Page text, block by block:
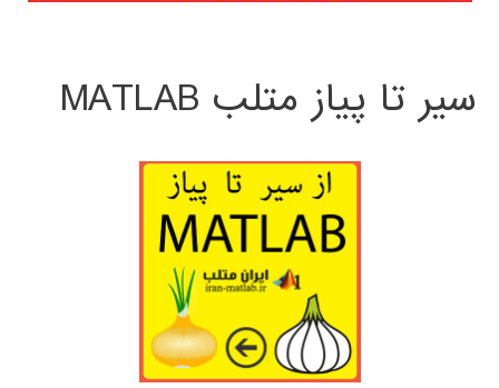
سیر تا پیاز متلب MATLAB